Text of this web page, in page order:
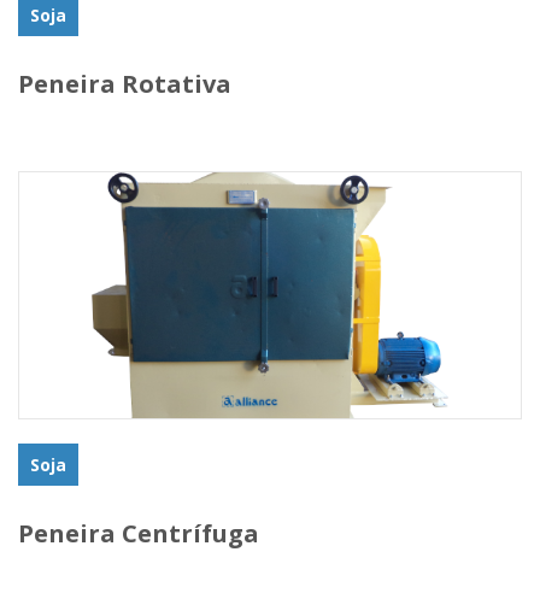
Soja
Peneira Rotativa
Soja
Peneira Centrífuga